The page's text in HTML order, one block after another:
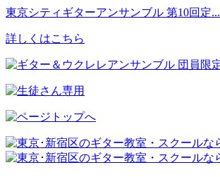
東京シティギターアンサンブル 第10回定...
詳しくはこちら